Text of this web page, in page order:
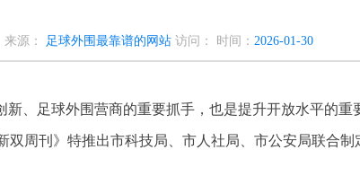
来源： 足球外围最靠谱的网站访问： 时间： 2026-01-30
、足球外围营商的重要抓手，也是提升开放水平的
周刊》特推出市科技局、市人社局、市公安局联合制